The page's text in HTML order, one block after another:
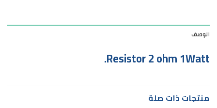
الوصف
Resistor 2 ohm 1Watt.
منتجات ذات صلة